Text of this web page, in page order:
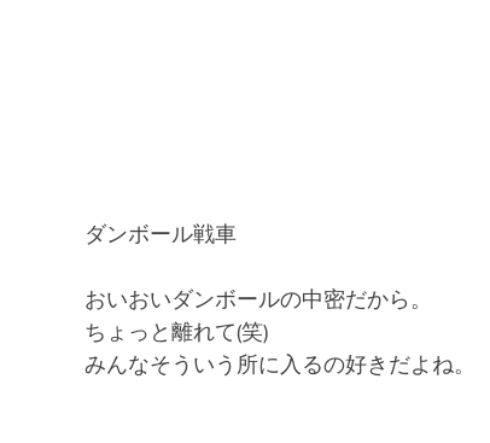
ダンボール戦車
おいおいダンボールの中密だから。
ちょっと離れて(笑)
みんなそういう所に入るの好きだよね。